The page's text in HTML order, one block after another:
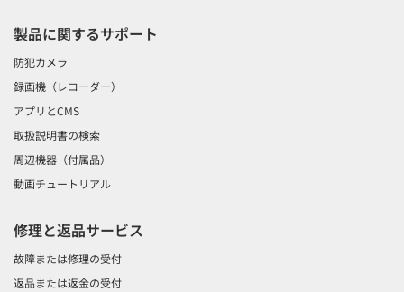
製品に関するサポート
防犯カメラ
録画機（レコーダー）
アプリとCMS
取扱説明書の検索
周辺機器（付属品）
動画チュートリアル
修理と返品サービス
故障または修理の受付
返品または返金の受付